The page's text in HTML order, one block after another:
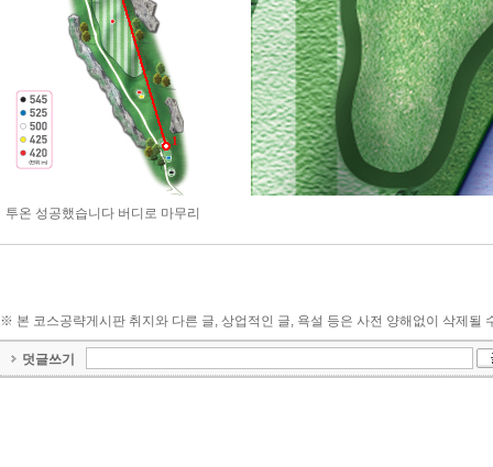
1
투온 성공했습니다 버디로 마무리
※ 본 코스공략게시판 취지와 다른 글, 상업적인 글, 욕설 등은 사전 양해없이 삭제될
덧글쓰기